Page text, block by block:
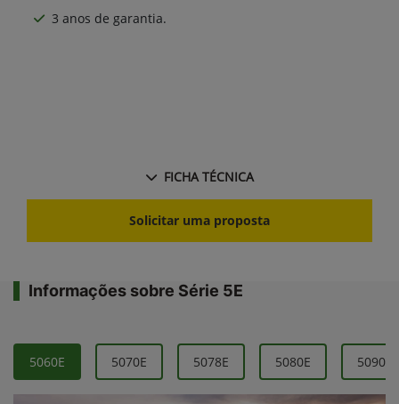
3 anos de garantia.
FICHA TÉCNICA
Solicitar uma proposta
Informações sobre Série 5E
5060E 5070E 5078E 5080E 5090E